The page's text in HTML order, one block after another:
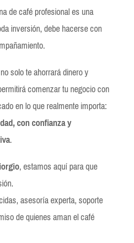
de café profesional es una
inversión, debe hacerse con
solo te ahorrará dinero y
comenzar tu negocio con
en lo que realmente importa:
con confianza y
.
, estamos aquí para que
asesoría experta, soporte
de quienes aman el café